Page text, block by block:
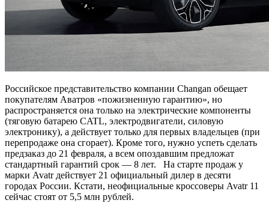
Российское представительство компании Changan обещает
покупателям Аватров «пожизненную гарантию», но
распространяется она только на электрические компоненты
(тяговую батарею CATL, электродвигатели, силовую
электронику), а действует только для первых владельцев (при
перепродаже она сгорает). Кроме того, нужно успеть сделать
предзаказ до 21 февраля, а всем опоздавшим предложат
стандартный гарантий срок — 8 лет. На старте продаж у
марки Avatr действует 21 официальный дилер в десяти
городах России. Кстати, неофициальные кроссоверы Avatr 11
сейчас стоят от 5,5 млн рублей.